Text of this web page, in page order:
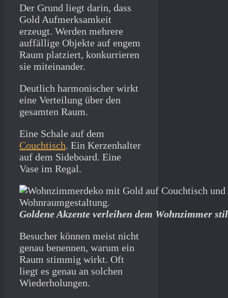
Der Grund liegt darin, dass
Gold Aufmerksamkeit
erzeugt. Werden mehrere
auffällige Objekte auf engem
Raum platziert, konkurrieren
sie miteinander.
Deutlich harmonischer wirkt
eine Verteilung über den
gesamten Raum.
Eine Schale auf dem
Couchtisch. Ein Kerzenhalter
auf dem Sideboard. Eine
Vase im Regal.
Goldene Akzente verleihen dem Wohnzimmer
Besucher können meist nicht
genau benennen, warum ein
Raum stimmig wirkt. Oft
liegt es genau an solchen
Wiederholungen.